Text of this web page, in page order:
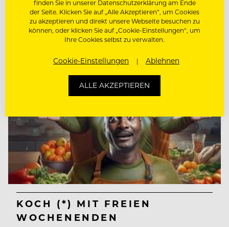
lt. Kollektivvertrag
40213 Düsseldorf, Deutschland
KOCH (*) MIT FREIEN
WOCHENENDEN
finden Sie in unserer Datenschutzerklärung am Ende
der Seite. Klicken Sie auf „Alle Akzeptieren“, um Cookies
zu akzeptieren und direkt unsere Webseite besuchen zu
können, oder klicken Sie auf „Cookie-Einstellungen“, um
Ihre Cookies selbst zu verwalten.
Cookie-Einstellungen Ablehnen
ALLE AKZEPTIEREN